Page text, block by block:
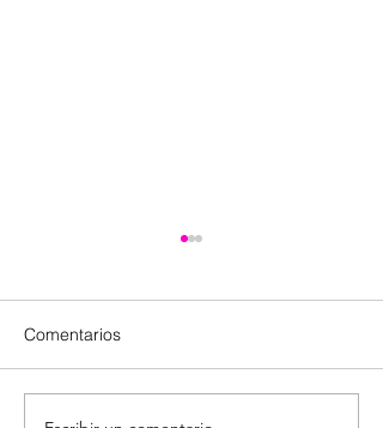
Comentarios